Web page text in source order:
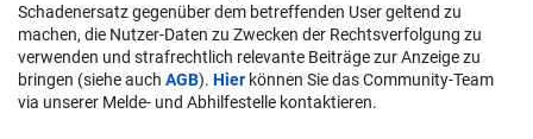
Schadenersatz gegenüber dem betreffenden User geltend zu
machen, die Nutzer-Daten zu Zwecken der Rechtsverfolgung zu
verwenden und strafrechtlich relevante Beiträge zur Anzeige zu
bringen (siehe auch AGB). Hier können Sie das Community-Team
via unserer Melde- und Abhilfestelle kontaktieren.